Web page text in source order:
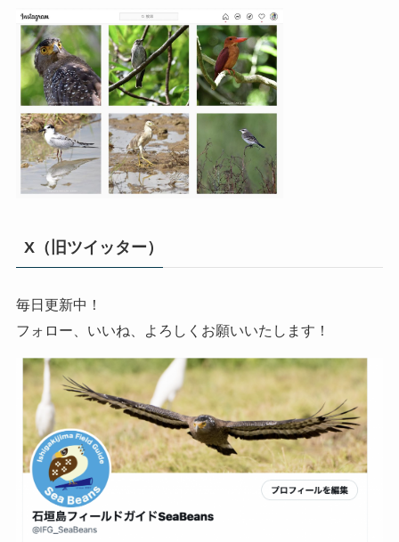
X（旧ツイッター）
毎日更新中！
フォロー、いいね、よろしくお願いいたします！